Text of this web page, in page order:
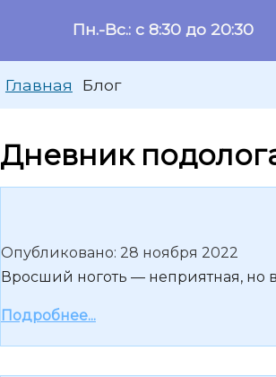
Пн.-Вс.: с 8:30 до 20:30
Главная Блог
Дневник
Опубликовано: 28 ноября 2022
Вросший ноготь — неприятная, но
Подробнее...